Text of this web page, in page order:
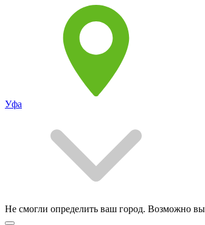
Уфа
Не смогли определить ваш город. Возможно вы